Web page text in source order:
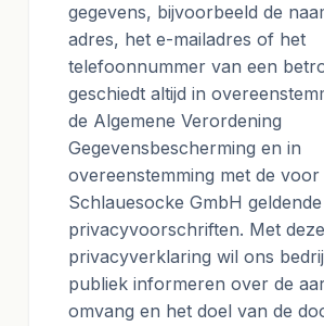
gegevens, bijvoorbeeld de
adres, het e-mailadres of het
telefoonnummer van een
geschiedt altijd in
de Algemene Verordening
Gegevensbescherming en in
overeenstemming met de voor
Schlauesocke GmbH
privacyvoorschriften. Met deze
privacyverklaring wil ons
publiek informeren over de
omvang en het doel van de